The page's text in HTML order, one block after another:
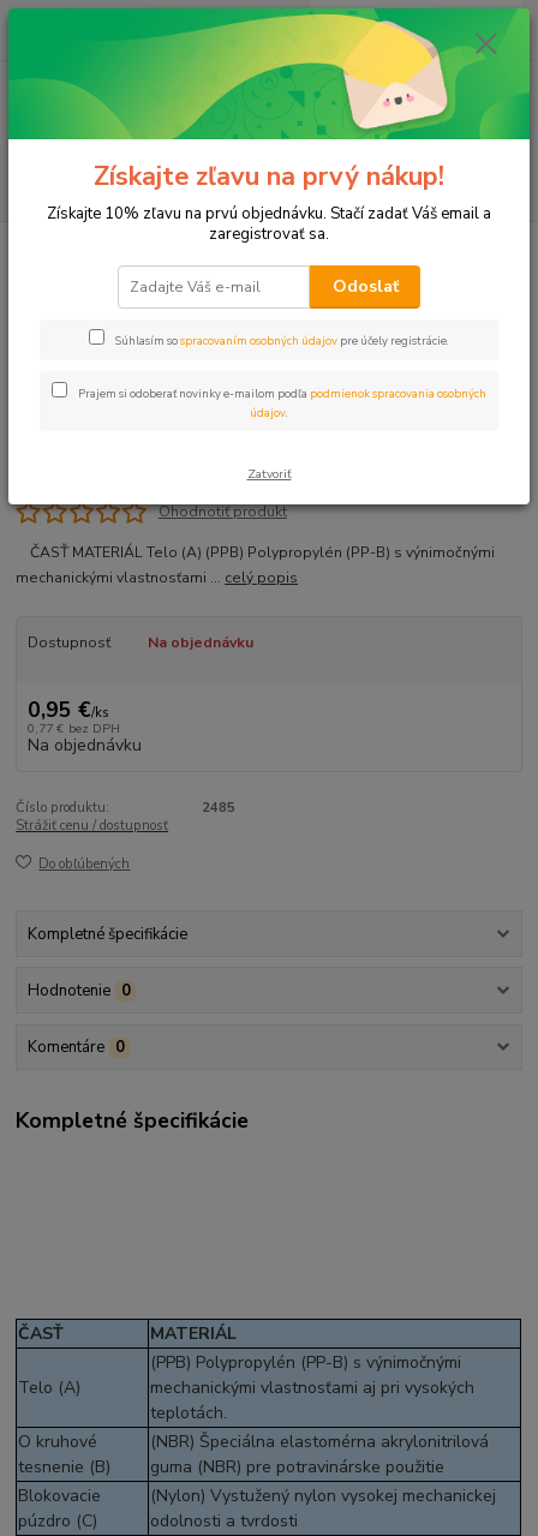
Menu
(Po-Pia, 8-17 hod.)
ks
za0 €
L-kus 20x3/4" VNZ PUSH
Ohodnotiť produkt
ČASŤ MATERIÁL Telo (A) (PPB) Polypropylén (PP-B) s výnimočnými
mechanickými vlastnosťami ... celý popis
Dostupnosť Na objednávku
0,95 €/ks
0,77 € bez DPH
Na objednávku
Číslo produktu:
2485
Strážiť cenu / dostupnosť
Do obľúbených
Kompletné špecifikácie
Hodnotenie 0
Komentáre 0
Kompletné špecifikácie
ČASŤ MATERIÁL
Telo (A)
(PPB) Polypropylén (PP-B) s výnimočnými
mechanickými vlastnosťami aj pri vysokých
teplotách.
O kruhové
tesnenie (B)
(NBR) Špeciálna elastomérna akrylonitrilová
guma (NBR) pre potravinárske použitie
Blokovacie
púzdro (C)
(Nylon) Vystužený nylon vysokej mechanickej
odolnosti a tvrdosti
Získajte zľavu na prvý nákup!
Získajte 10% zľavu na prvú objednávku. Stačí zadať Váš email a
zaregistrovať sa.
Odoslať
Súhlasím sospracovaním osobných údajov pre účely registrácie.
Prajem si odoberať novinky e-mailom podľa podmienok spracovania osobných
údajov
Zatvoriť